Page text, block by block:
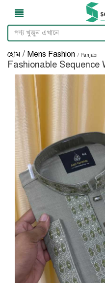
হোম / Mens Fashion / Panjabi
Fashionable Sequence